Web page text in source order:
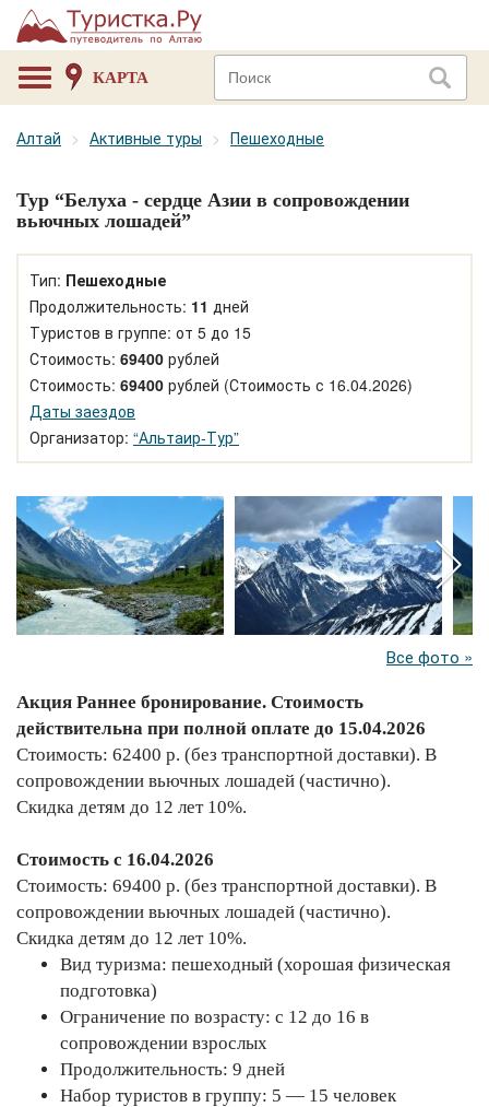
КАРТА
Алтай Активные туры Пешеходные
Тур “Белуха - сердце Азии в сопровождении
вьючных лошадей”
Тип: Пешеходные
Продолжительность: 11 дней
Туристов в группе: от 5 до 15
Стоимость: 69400 рублей
Стоимость: 69400 рублей (Стоимость с 16.04.2026)
Даты заездов
Организатор: “Альтаир-Тур”
Все фото »
Акция Раннее бронирование. Стоимость
действительна при полной оплате до 15.04.2026
Стоимость: 62400 р. (без транспортной доставки). В
сопровождении вьючных лошадей (частично).
Скидка детям до 12 лет 10%.
Стоимость с 16.04.2026
Стоимость: 69400 р. (без транспортной доставки). В
сопровождении вьючных лошадей (частично).
Скидка детям до 12 лет 10%.
Вид туризма: пешеходный (хорошая физическая
подготовка)
Ограничение по возрасту: с 12 до 16 в
сопровождении взрослых
Продолжительность: 9 дней
Набор туристов в группу: 5 — 15 человек